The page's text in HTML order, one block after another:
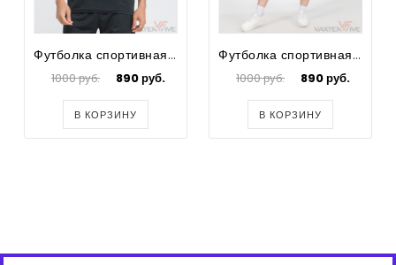
Футболка спортивная для футбола мужская Prima Lite
1000 руб. 890 руб.
В КОРЗИНУ
Футболка спортивная для футбола женская Prima
1000 руб. 890 руб.
В КОРЗИНУ